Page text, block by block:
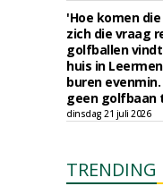
'Hoe komen
zich die vraag
golfballen
huis in
buren
geen golfbaan
dinsdag 21 juli 2026
TRENDING